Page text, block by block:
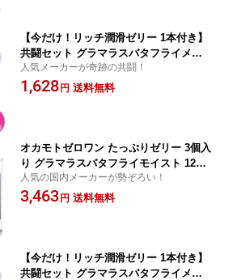
【今だけ！リッチ潤滑ゼリー 1本付き】
共闘セット グラマラスバタフライメル
ティ 10個入り ピュアマーガレットエク
ストラゼリー 12個入り 合計2点セット
人気メーカーが奇跡の共闘！
1,628 円 送料無料
オカモトゼロワン たっぷりゼリー 3個入
り グラマラスバタフライモイスト 12個
入り ピュアマーガレットエクストラゼ
リー 12個入り GROOVE 12個入り HAR
人気の国内メーカーが勢ぞろい！
3,463 円 送料無料
【今だけ！リッチ潤滑ゼリー 1本付き】
共闘セット グラマラスバタフライメル